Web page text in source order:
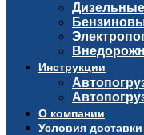
Дизельные
Инструкции
О компании
Условия доставки